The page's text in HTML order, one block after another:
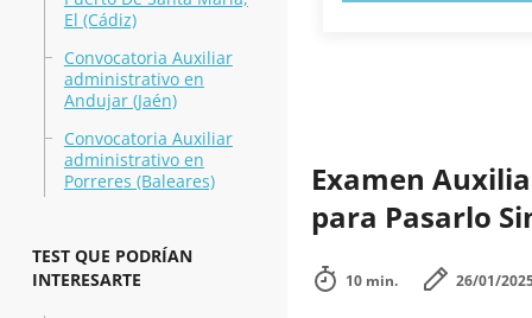
El (Cádiz)
Convocatoria Auxiliar
administrativo en
Andujar (Jaén)
Convocatoria Auxiliar
administrativo en
Porreres (Baleares)
TEST QUE PODRÍAN
INTERESARTE
Examen
para Pasarlo
10 min. 26/01/